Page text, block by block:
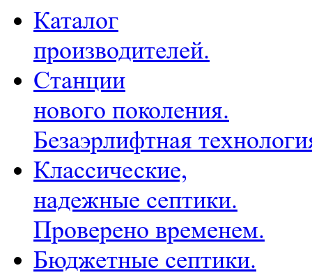
Каталог
производителей.
Станции
нового поколения.
Безаэрлифтная
Классические,
надежные септики.
Проверено временем.
Бюджетные септики.